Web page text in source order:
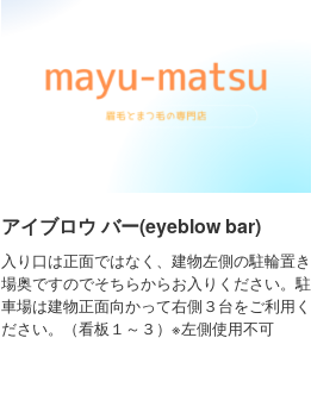
アイブロウ バー(eyeblow bar)
入り口は正面ではなく、建物左側の駐輪置き
場奥ですのでそちらからお入りください。駐
車場は建物正面向かって右側３台をご利用く
ださい。（看板１～３）※左側使用不可